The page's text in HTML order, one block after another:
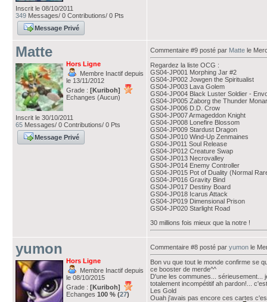
Inscrit le 08/10/2011
349 Messages/ 0 Contributions/ 0 Pts
Message Privé
Matte
Hors Ligne
Membre Inactif depuis
le 13/11/2012
Grade : [Kuriboh]
Echanges (Aucun)
Inscrit le 30/10/2011
65 Messages/ 0 Contributions/ 0 Pts
Message Privé
Commentaire #9 posté par Matte le
Regardez la liste OCG :
GS04-JP001 Morphing Jar #2
GS04-JP002 Jowgen the Spiritualist
GS04-JP003 Lava Golem
GS04-JP004 Black Luster Soldier -
GS04-JP005 Zaborg the Thunder
GS04-JP006 D.D. Crow
GS04-JP007 Armageddon Knight
GS04-JP008 Lonefire Blossom
GS04-JP009 Stardust Dragon
GS04-JP010 Wind-Up Zenmaines
GS04-JP011 Soul Release
GS04-JP012 Creature Swap
GS04-JP013 Necrovalley
GS04-JP014 Enemy Controller
GS04-JP015 Pot of Duality (Normal
GS04-JP016 Gravity Bind
GS04-JP017 Destiny Board
GS04-JP018 Icarus Attack
GS04-JP019 Dimensional Prison
GS04-JP020 Starlight Road
30 millions fois mieux que la notre !
yumon
Hors Ligne
Membre Inactif depuis
le 08/10/2015
Grade : [Kuriboh]
Echanges 100 % (27)
Commentaire #8 posté par yumon le
Bon vu que tout le monde confirme se
ce booster de merde^^
D'une les communes... sérieusement...
totalement incompétitif ah pardon!...
Les Gold
Ouah j'avais pas encore ces cartes